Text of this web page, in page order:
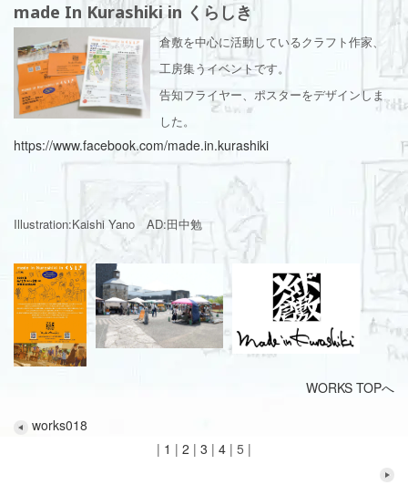
made In Kurashiki in くらしき
倉敷を中心に活動しているクラフト作家、
工房集うイベントです。
告知フライヤー、ポスターをデザインしま
した。
https://www.facebook.com/made.in.kurashiki
Illustration:Kaishi Yano AD:田中勉
WORKS TOPへ
works018
| 1 | 2 | 3 | 4 | 5 |